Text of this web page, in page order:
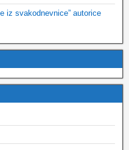
iz svakodnevnice” autorice